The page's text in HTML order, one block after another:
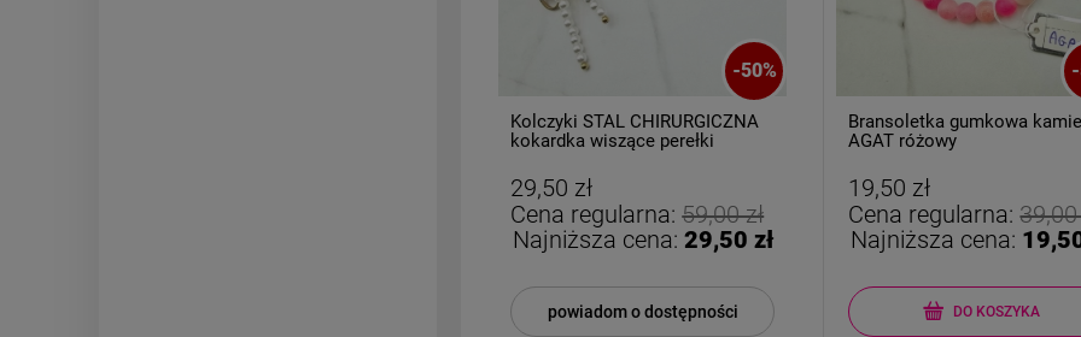
-50%
Kolczyki STAL CHIRURGICZNA
kokardka wiszące perełki
29,50 zł
Cena regularna:59,00 zł
Najniższa cena: 29,50 zł
powiadom o dostępności
-
Bransoletka gumkowa
AGAT różowy
19,50 zł
Cena regularna:39,00
Najniższa cena:
DO KOSZYKA